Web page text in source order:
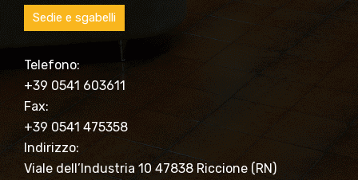
Sedie e sgabelli
Telefono:
+39 0541 603611
Fax:
+39 0541 475358
Indirizzo:
Viale dell’Industria 10 47838 Riccione (RN)